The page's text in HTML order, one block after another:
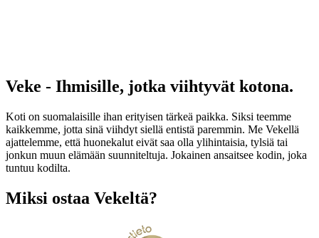
Veke - Ihmisille, jotka viihtyvät kotona.
Koti on suomalaisille ihan erityisen tärkeä paikka. Siksi teemme
kaikkemme, jotta sinä viihdyt siellä entistä paremmin. Me Vekellä
ajattelemme, että huonekalut eivät saa olla ylihintaisia, tylsiä tai
jonkun muun elämään suunniteltuja. Jokainen ansaitsee kodin, joka
tuntuu kodilta.
Miksi ostaa Vekeltä?